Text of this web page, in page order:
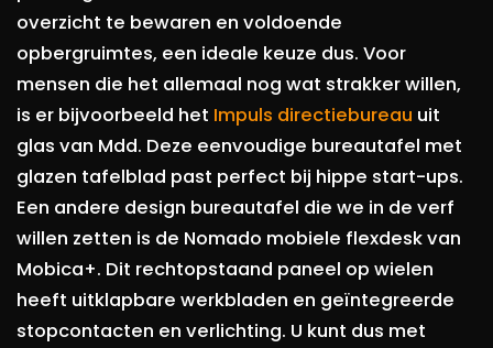
overzicht te bewaren en voldoende
opbergruimtes, een ideale keuze dus. Voor
mensen die het allemaal nog wat strakker willen,
is er bijvoorbeeld het Impuls directiebureau uit
glas van Mdd. Deze eenvoudige bureautafel met
glazen tafelblad past perfect bij hippe start-ups.
Een andere design bureautafel die we in de verf
willen zetten is de Nomado mobiele flexdesk van
Mobica+. Dit rechtopstaand paneel op wielen
heeft uitklapbare werkbladen en geïntegreerde
stopcontacten en verlichting. U kunt dus met